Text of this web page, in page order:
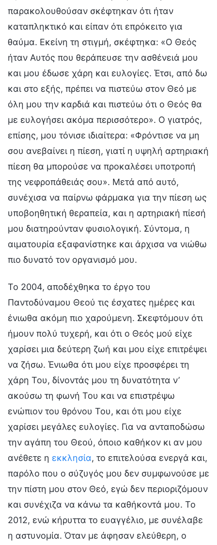
παρακολουθούσαν σκέφτηκαν ότι ήταν
καταπληκτικό και είπαν ότι επρόκειτο για
θαύμα. Εκείνη τη στιγμή, σκέφτηκα: «Ο Θεός
ήταν Αυτός που θεράπευσε την ασθένειά μου
και μου έδωσε χάρη και ευλογίες. Έτσι, από δω
και στο εξής, πρέπει να πιστεύω στον Θεό με
όλη μου την καρδιά και πιστεύω ότι ο Θεός θα
με ευλογήσει ακόμα περισσότερο». Ο γιατρός,
επίσης, μου τόνισε ιδιαίτερα: «Φρόντισε να μη
σου ανεβαίνει η πίεση, γιατί η υψηλή αρτηριακή
πίεση θα μπορούσε να προκαλέσει υποτροπή
της νεφροπάθειάς σου». Μετά από αυτό,
συνέχισα να παίρνω φάρμακα για την πίεση ως
υποβοηθητική θεραπεία, και η αρτηριακή πίεσή
μου διατηρούνταν φυσιολογική. Σύντομα, η
αιματουρία εξαφανίστηκε και άρχισα να νιώθω
πιο δυνατό τον οργανισμό μου.
Το 2004, αποδέχθηκα το έργο του
Παντοδύναμου Θεού τις έσχατες ημέρες και
ένιωθα ακόμη πιο χαρούμενη. Σκεφτόμουν ότι
ήμουν πολύ τυχερή, και ότι ο Θεός μού είχε
χαρίσει μια δεύτερη ζωή και μου είχε επιτρέψει
να ζήσω. Ένιωθα ότι μου είχε προσφέρει τη
χάρη Του, δίνοντάς μου τη δυνατότητα ν’
ακούσω τη φωνή Του και να επιστρέψω
ενώπιον του θρόνου Του, και ότι μου είχε
χαρίσει μεγάλες ευλογίες. Για να ανταποδώσω
την αγάπη του Θεού, όποιο καθήκον κι αν μου
ανέθετε η εκκλησία, το επιτελούσα ενεργά και,
παρόλο που ο σύζυγός μου δεν συμφωνούσε με
την πίστη μου στον Θεό, εγώ δεν περιοριζόμουν
και συνέχιζα να κάνω τα καθήκοντά μου. Το
2012, ενώ κήρυττα το ευαγγέλιο, με συνέλαβε
η αστυνομία. Όταν με άφησαν ελεύθερη, ο